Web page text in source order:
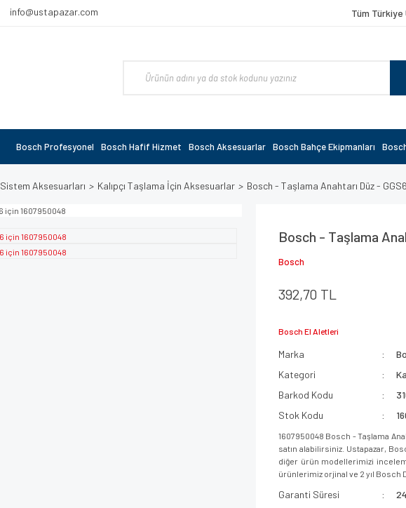
info@ustapazar.com Tüm
Bosch Profesyonel Bosch Hafif Hizmet Bosch Aksesuarlar Bosch Bahçe Ekipmanları
Sistem Aksesuarları Kalıpçı Taşlama İçin Aksesuarlar Bosch - Taşlama Anahtarı Düz -
Bosch - Taşlama
Bosch
392,70 TL
Bosch El Aletleri
Marka
Kategori
Barkod Kodu
Stok Kodu
1607950048 Bosch - Taşlama
satın alabilirsiniz. Ustapazar,
diğer ürün modellerimizi
ürünlerimiz orjinal ve 2 yıl
Garanti Süresi